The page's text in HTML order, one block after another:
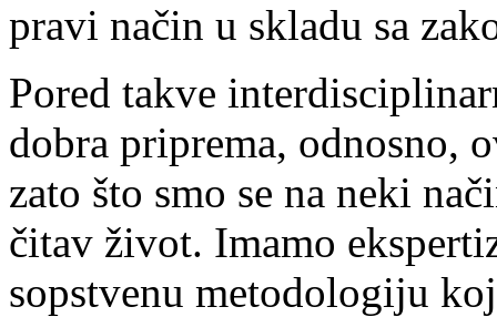
pravi način u skladu sa
Pored takve
dobra priprema, odnosno,
zato što smo se na neki
čitav život. Imamo
sopstvenu metodologiju